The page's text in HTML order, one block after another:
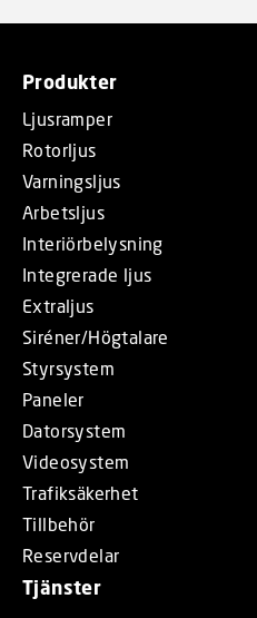
Produkter
Ljusramper
Rotorljus
Varningsljus
Arbetsljus
Interiörbelysning
Integrerade ljus
Extraljus
Siréner/Högtalare
Styrsystem
Paneler
Datorsystem
Videosystem
Trafiksäkerhet
Tillbehör
Reservdelar
Tjänster